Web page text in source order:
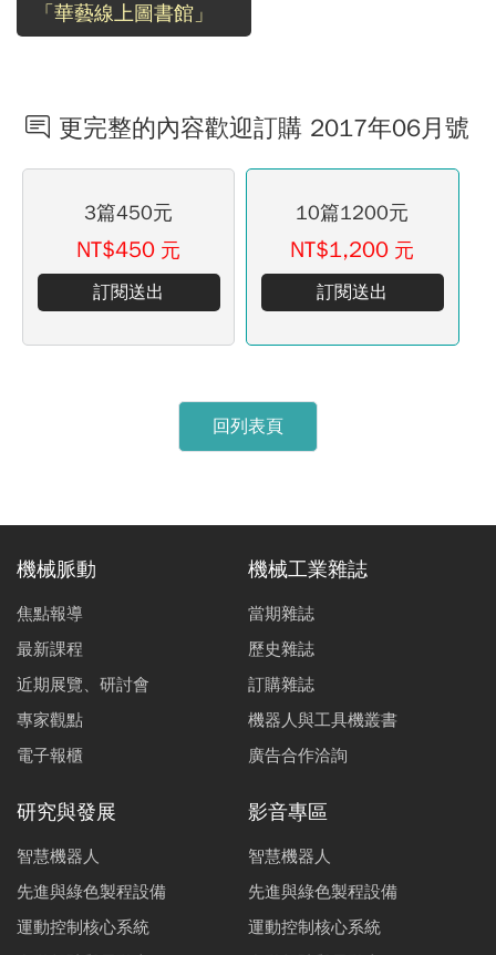
「華藝線上圖書館」
更完整的內容歡迎訂購 2017年06月號
3篇450元
NT$450 元
訂閱送出
10篇1200元
NT$1,200 元
訂閱送出
回列表頁
機械脈動
焦點報導
最新課程
近期展覽、研討會
專家觀點
電子報櫃
機械工業雜誌
當期雜誌
歷史雜誌
訂購雜誌
機器人與工具機叢書
廣告合作洽詢
研究與發展
智慧機器人
先進與綠色製程設備
運動控制核心系統
影音專區
智慧機器人
先進與綠色製程設備
運動控制核心系統